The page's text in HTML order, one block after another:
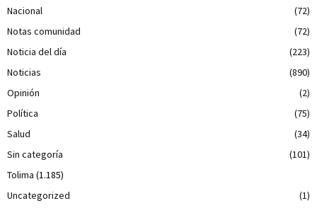
Nacional
(72)
Notas comunidad
(72)
Noticia del día
(223)
Noticias
(890)
Opinión
(2)
Política
(75)
Salud
(34)
Sin categoría
(101)
Tolima (1.185)
Uncategorized
(1)